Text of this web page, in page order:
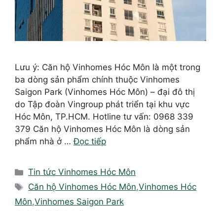
Lưu ý: Căn hộ Vinhomes Hóc Môn là một trong
ba dòng sản phẩm chính thuộc Vinhomes
Saigon Park (Vinhomes Hóc Môn) – đại đô thị
do Tập đoàn Vingroup phát triển tại khu vực
Hóc Môn, TP.HCM. Hotline tư vấn: 0968 339
379 Căn hộ Vinhomes Hóc Môn là dòng sản
phẩm nhà ở …Đọc tiếp
Danh
mục
Tin tức Vinhomes Hóc Môn
Thẻ
Căn hộ Vinhomes Hóc Môn,Vinhomes Hóc
Môn,Vinhomes Saigon Park